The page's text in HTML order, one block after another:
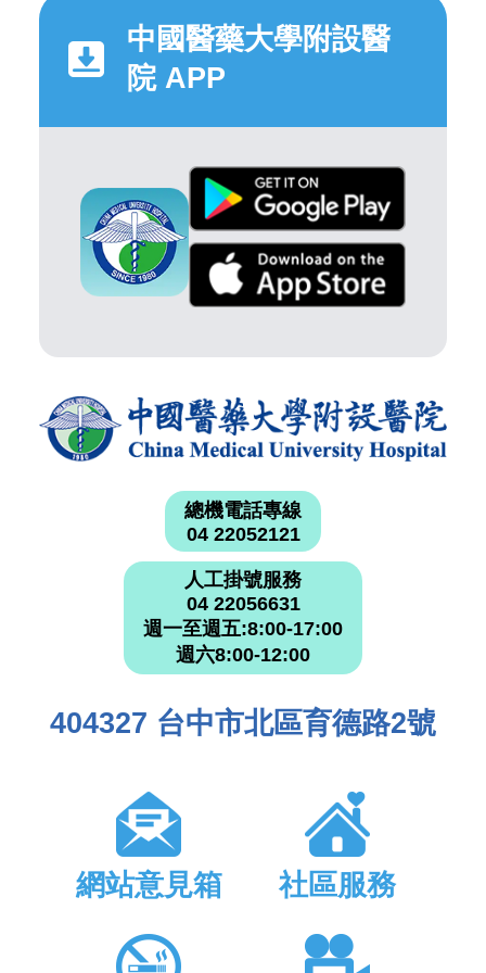
中國醫藥大學附設醫
院 APP
總機電話專線
04 22052121
人工掛號服務
04 22056631
週一至週五:8:00-17:00
週六8:00-12:00
404327 台中市北區育德路2號
網站意見箱 社區服務